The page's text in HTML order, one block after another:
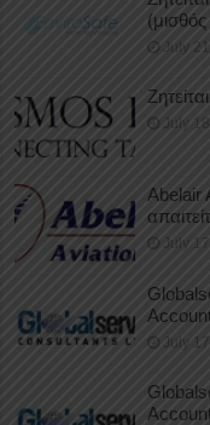
July
July
Abelair
July
July